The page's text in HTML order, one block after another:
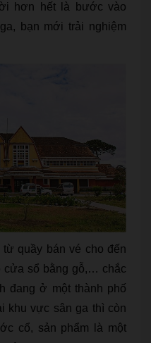
hơn hết là bước vào
bạn mới trải nghiệm
quầy bán vé cho đến
cửa sổ bằng gỗ,… chắc
đang ở một thành phố
khu vực sân ga thì còn
cổ, sản phẩm là một